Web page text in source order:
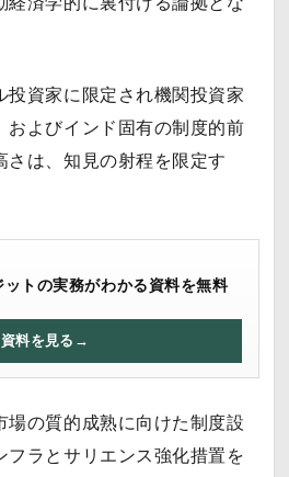
投資家に限定され機関投資家
およびインド固有の制度的前
さは、知見の射程を限定す
ットの実務がわかる資料を無料
資料を見る →
場の質的成熟に向けた制度設
フラとサリエンス強化措置を